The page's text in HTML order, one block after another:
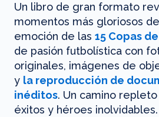
Un libro de gran formato
momentos más gloriosos
emoción de las 15 Copas
de pasión futbolística con
originales, imágenes de
y la reproducción de
inéditos. Un camino
éxitos y héroes inolvidables.